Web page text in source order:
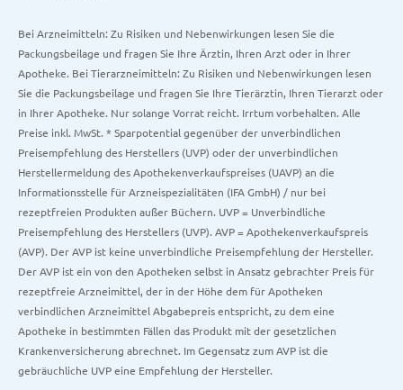
Bei Arzneimitteln: Zu Risiken und Nebenwirkungen lesen Sie die
Packungsbeilage und fragen Sie Ihre Ärztin, Ihren Arzt oder in Ihrer
Apotheke. Bei Tierarzneimitteln: Zu Risiken und Nebenwirkungen lesen
Sie die Packungsbeilage und fragen Sie Ihre Tierärztin, Ihren Tierarzt oder
in Ihrer Apotheke. Nur solange Vorrat reicht. Irrtum vorbehalten. Alle
Preise inkl. MwSt. * Sparpotential gegenüber der unverbindlichen
Preisempfehlung des Herstellers (UVP) oder der unverbindlichen
Herstellermeldung des Apothekenverkaufspreises (UAVP) an die
Informationsstelle für Arzneispezialitäten (IFA GmbH) / nur bei
rezeptfreien Produkten außer Büchern. UVP = Unverbindliche
Preisempfehlung des Herstellers (UVP). AVP = Apothekenverkaufspreis
(AVP). Der AVP ist keine unverbindliche Preisempfehlung der Hersteller.
Der AVP ist ein von den Apotheken selbst in Ansatz gebrachter Preis für
rezeptfreie Arzneimittel, der in der Höhe dem für Apotheken
verbindlichen Arzneimittel Abgabepreis entspricht, zu dem eine
Apotheke in bestimmten Fällen das Produkt mit der gesetzlichen
Krankenversicherung abrechnet. Im Gegensatz zum AVP ist die
gebräuchliche UVP eine Empfehlung der Hersteller.